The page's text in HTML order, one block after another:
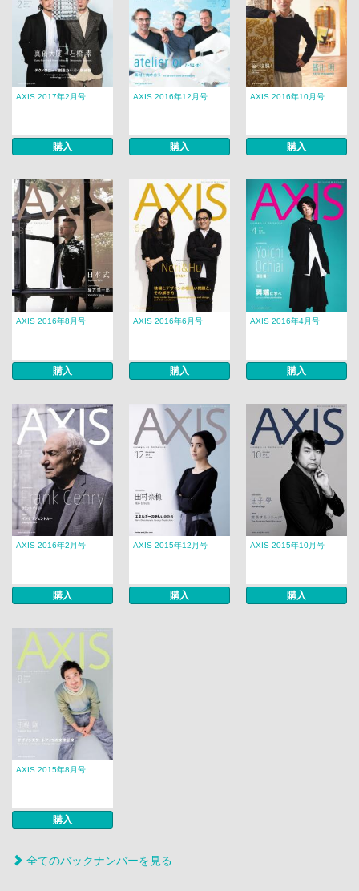
AXIS 2017年2月号
購入
AXIS 2016年12月号
購入
AXIS 2016年10月号
購入
AXIS 2016年8月号
購入
AXIS 2016年6月号
購入
AXIS 2016年4月号
購入
AXIS 2016年2月号
購入
AXIS 2015年12月号
購入
AXIS 2015年10月号
購入
AXIS 2015年8月号
購入
全てのバックナンバーを見る